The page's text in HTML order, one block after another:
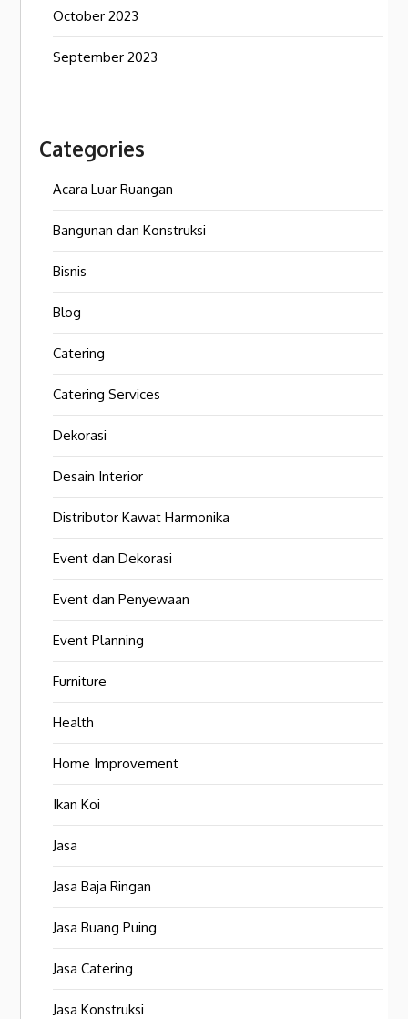
October 2023
September 2023
Categories
Acara Luar Ruangan
Bangunan dan Konstruksi
Bisnis
Blog
Catering
Catering Services
Dekorasi
Desain Interior
Distributor Kawat Harmonika
Event dan Dekorasi
Event dan Penyewaan
Event Planning
Furniture
Health
Home Improvement
Ikan Koi
Jasa
Jasa Baja Ringan
Jasa Buang Puing
Jasa Catering
Jasa Konstruksi